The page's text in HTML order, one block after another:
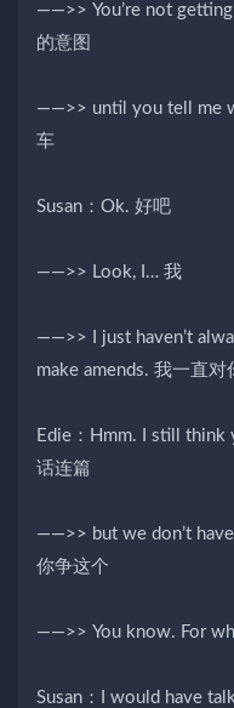
——>> You’re not
的意图
——>> until you tell me
车
Susan：Ok. 好吧
——>> Look, I… 我
——>> I just haven’t
make amends. 我一直
Edie：Hmm. I still think
话连篇
——>> but we don’t
你争这个
——>> You know. For
Susan：I would have